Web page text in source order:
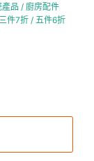
產品 / 廚房配件
件7折 / 五件6折